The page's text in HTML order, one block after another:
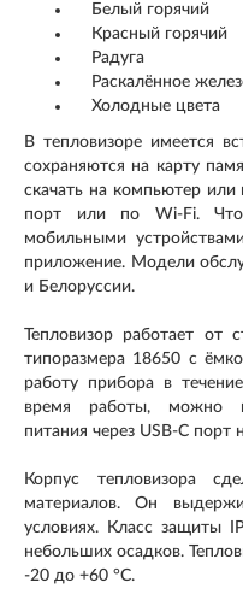
Белый горячий
Красный горячий
Радуга
Раскалённое
Холодные цвета
В тепловизоре имеется
сохраняются на карту
скачать на компьютер или
порт или по Wi-Fi.
мобильными
приложение. Модели
и Белоруссии.
Тепловизор работает от
типоразмера 18650 с
работу прибора в
время работы, можно
питания через USB-C порт
Корпус тепловизора
материалов. Он
условиях. Класс защиты
небольших осадков.
-20 до +60 °C.